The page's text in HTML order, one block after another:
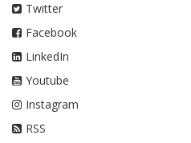
Twitter
Facebook
LinkedIn
Youtube
Instagram
RSS